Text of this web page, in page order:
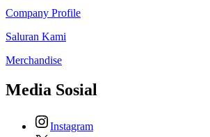
Company Profile
Saluran Kami
Merchandise
Media Sosial
Instagram